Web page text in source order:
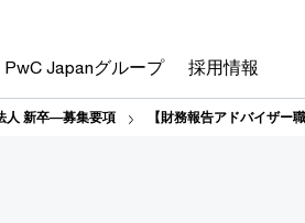
PwC Japanグループ 採用情報
人 新卒―募集要項 【財務報告アドバイザー